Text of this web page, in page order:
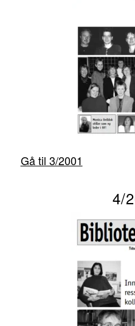
Gå til 3/2001
4/